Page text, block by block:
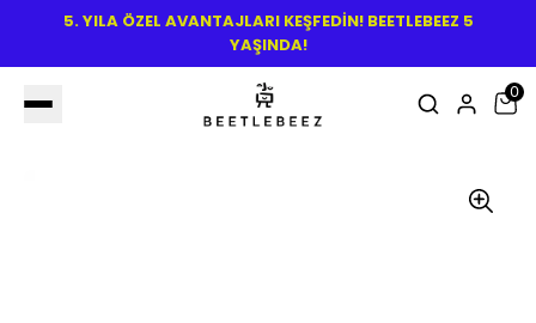
5. YILA ÖZEL AVANTAJLARI KEŞFEDİN! BEETLEBEEZ 5
YAŞINDA!
0